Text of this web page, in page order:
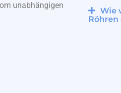
unabhängigen
Wie